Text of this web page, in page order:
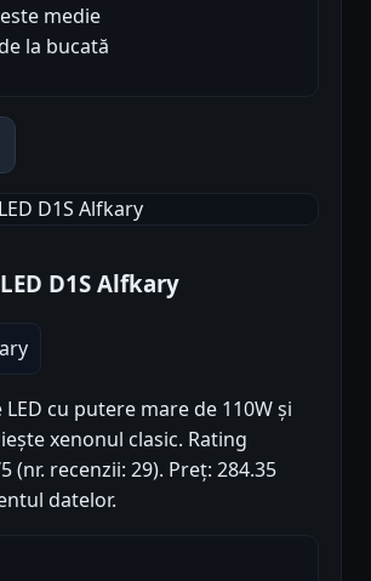
medie
la bucată
D1S Alfkary
cu putere mare de 110W și
xenonul clasic. Rating
(nr. recenzii: 29). Preț: 284.35
datelor.